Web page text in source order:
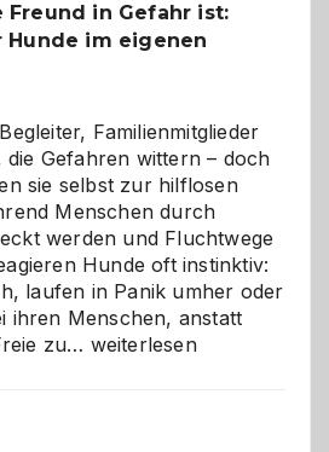
Freund in Gefahr ist:
Hunde im eigenen
Familienmitglieder
die Gefahren wittern – doch
sie selbst zur hilflosen
Menschen durch
werden und Fluchtwege
Hunde oft instinktiv:
laufen in Panik umher oder
ihren Menschen, anstatt
zu… Wenn
weiterlesen